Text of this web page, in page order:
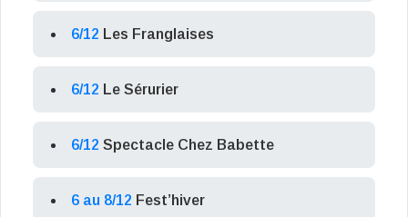
6/12 Les Franglaises
6/12 Le Sérurier
6/12 Spectacle Chez Babette
6 au 8/12 Fest’hiver